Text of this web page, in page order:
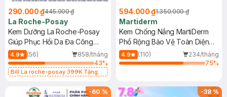
290.000 ₫445.000 ₫
La Roche-Posay
Kem Dưỡng La Roche-Posay
Giúp Phục Hồi Da Đa Công
Dụng 40ml
4.9 (56)
858/tháng
43%
Bill La roche-posay 399K Tặng
(SL có hạn)
594.000 ₫1.350.000 ₫
Martiderm
Kem Chống Nắng MartiDerm
Phổ Rộng Bảo Vệ Toàn Diện
40ml
4.9 (110)
234/tháng
75%
-60 % -38%